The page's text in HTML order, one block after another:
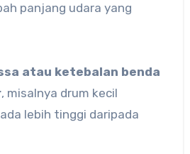
panjang udara yang
, misalnya drum kecil
lebih tinggi daripada